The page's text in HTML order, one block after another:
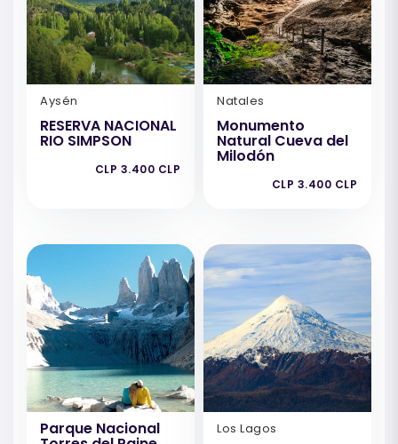
Aysén
RESERVA NACIONAL
RIO SIMPSON
CLP 3.400 CLP
Natales
Monumento
Natural Cueva del
Milodón
CLP 3.400 CLP
Parque Nacional Los Lagos